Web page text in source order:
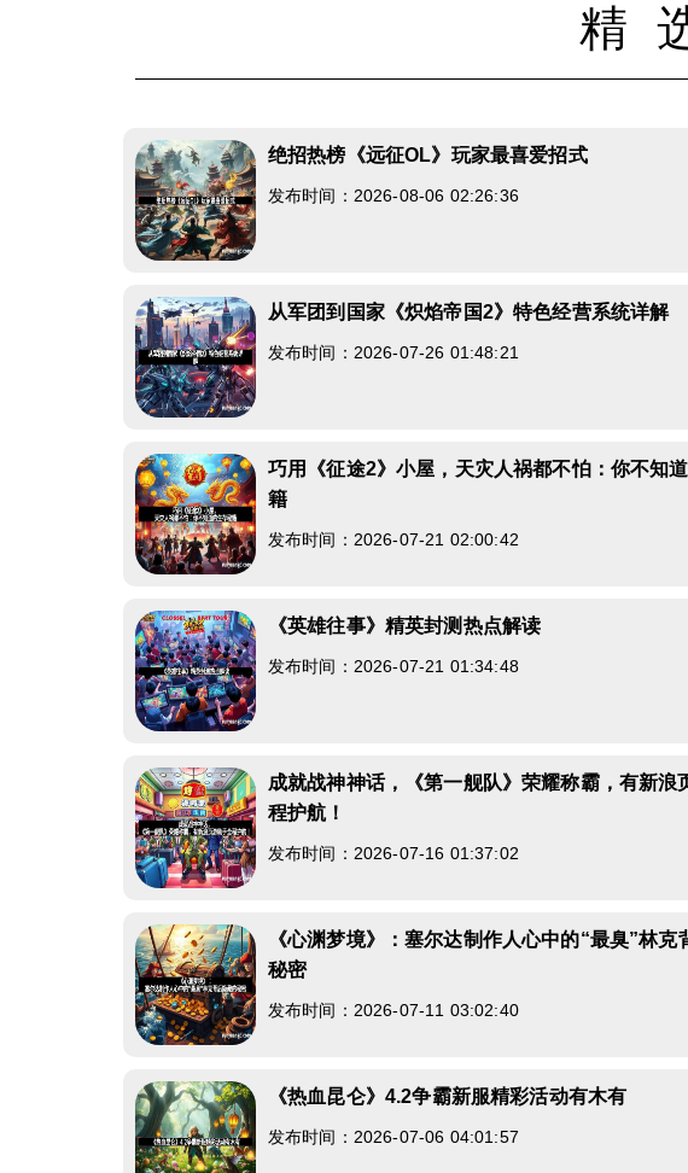
精
绝招热榜《远征OL》玩家最喜爱招式
发布时间：2026-08-06 02:26:36
从军团到国家《炽焰帝国2》特色经营系统详解
发布时间：2026-07-26 01:48:21
巧用《征途2》小屋，天灾人祸都不怕：你不知
籍
发布时间：2026-07-21 02:00:42
《英雄往事》精英封测热点解读
发布时间：2026-07-21 01:34:48
成就战神神话，《第一舰队》荣耀称霸，有新浪
程护航！
发布时间：2026-07-16 01:37:02
《心渊梦境》：塞尔达制作人心中的“最臭”林克
秘密
发布时间：2026-07-11 03:02:40
《热血昆仑》4.2争霸新服精彩活动有木有
发布时间：2026-07-06 04:01:57